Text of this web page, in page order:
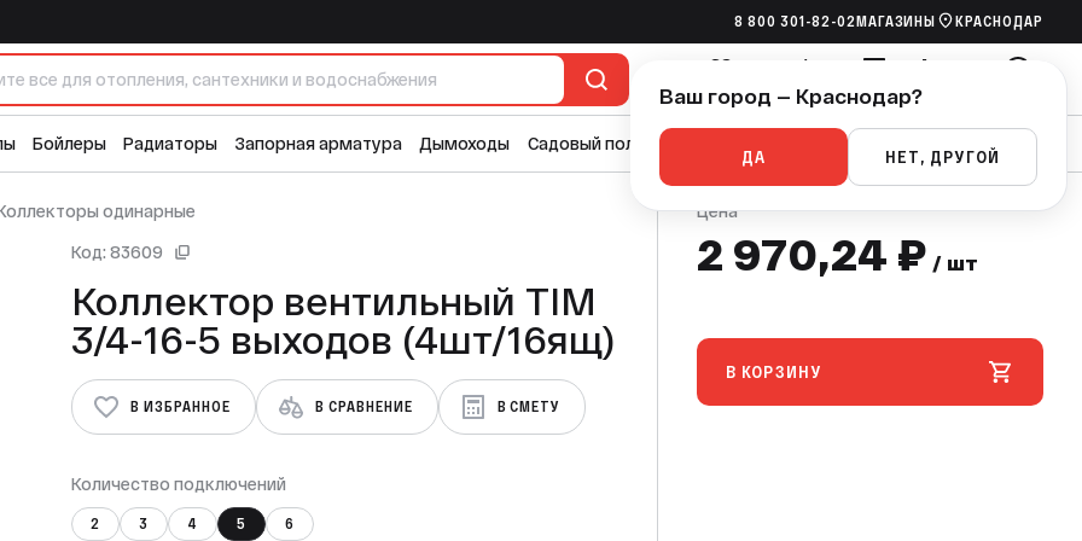
8 800 301-82-02 МАГАЗИНЫ КРАСНОДАР
ИзбранноеСравнениеСметыКорзина
Бойлеры Радиаторы Запорная арматура Дымоходы Садовый полив Канализация Ручной инструмент
одинарные
Код: 83609
Коллектор вентильный TIM
3/4-16-5 выходов (4шт/16ящ)
В ИЗБРАННОЕ В СРАВНЕНИЕ В СМЕТУ
Количество подключений
2 3 4 5 6
Цена
2 970,24 ₽ / шт
В КОРЗИНУ
(4шт/16ящ) 2 970,24 ₽/ шт В КОРЗИНУ
Ваш город — Краснодар?
ДА НЕТ, ДРУГОЙ